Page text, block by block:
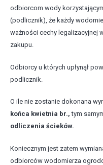
odbiorcom wody
(podlicznik), że każdy
ważności cechy legalizacyjnej
zakupu.
Odbiorcy u których upłynął
podlicznik.
O ile nie zostanie dokonana
końca kwietnia br., tym
odliczenia ścieków.
Koniecznym jest zatem
odbiorców wodomierza